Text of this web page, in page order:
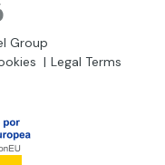
Group
Legal Terms